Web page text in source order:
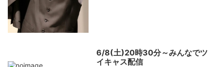
6/8(土)20時30分～みんなでツ
イキャス配信